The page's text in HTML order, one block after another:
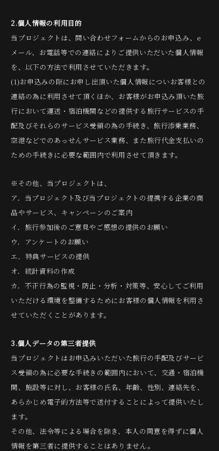
2.個人情報の利用目的
当プロジェクトは、問い合わせフォームからのお申込み、e
メール、お電話等での連絡によりご提供いただいた個人情報
を、以下の方法で利用させていただきます。
(1)お申込みの際にお申し出頂いた個人情報についお客様との
連絡の為に利用させて頂くほか、お客様がお申込み頂いた旅
行において運送・宿泊機関などの提供する旅行サービスの手
配及びそれらのサービス受領の為の手続き、旅行添乗業務、
空港などでのあっせんサービス業務、また旅行代金支払いの
ための手続きに必要な範囲内で利用させて頂きます。
※その他、当プロジェクトは、
ア．当プロジェクト及び当プロジェクトの提携する企業の商
品やサービス、キャンペーンのご案内
イ．旅行参加後のご意見やご感想の提供のお願い
ウ．アンケートのお願い
エ．特典サービスの提供
オ．統計資料の作成
カ．不正行為の監視・防止・分析・対策等、安心してご利用
いただける環境を整備するためにお客様の個人情報を利用さ
せていただくことがあります。
3.個人データの第三者提供
当プロジェクトはお申込みいただいた旅行の手配及びサービ
ス受領の為に必要な手続きの範囲内において、交通・宿泊機
関、施設等に対し、お客様の氏名、年齢、性別、連絡先を、
あらかじめ電子的方法等で送付することによって提供いたし
ます。
その他、法令等による場合を除き、本人の同意を得ずに個人
情報を第三者に提供することはありません。